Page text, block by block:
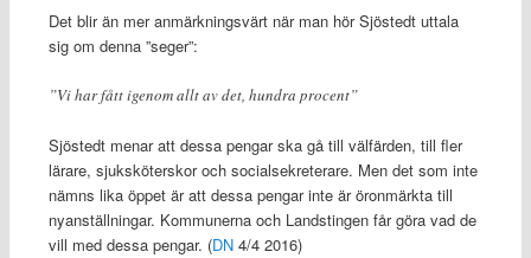
Det blir än mer anmärkningsvärt när man hör Sjöstedt uttala
sig om denna ”seger”:
”Vi har fått igenom allt av det, hundra procent”
Sjöstedt menar att dessa pengar ska gå till välfärden, till fler
lärare, sjuksköterskor och socialsekreterare. Men det som inte
nämns lika öppet är att dessa pengar inte är öronmärkta till
nyanställningar. Kommunerna och Landstingen får göra vad de
vill med dessa pengar. (DN4/4 2016)